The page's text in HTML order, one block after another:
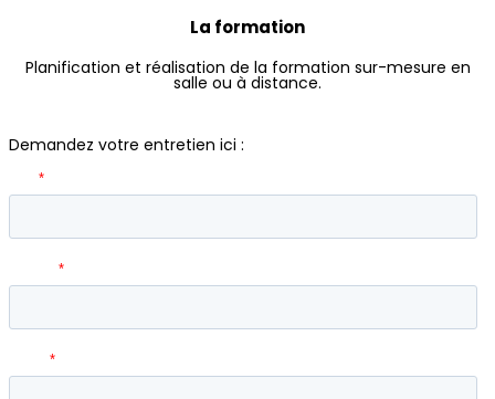
La formation
Planification et réalisation de la formation sur-mesure en
salle ou à distance.
Demandez votre entretien ici :